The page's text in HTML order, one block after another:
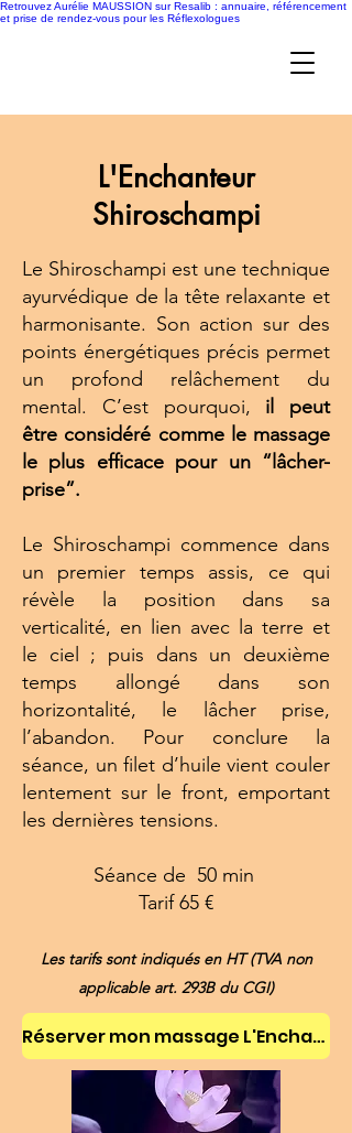
Retrouvez Aurélie MAUSSION sur Resalib : annuaire, référencement
et prise de rendez-vous pour les Réflexologues
L'Enchanteur
Shiroschampi
Le Shiroschampi est une technique
ayurvédique de la tête relaxante et
harmonisante. Son action sur des
points énergétiques précis permet
un profond relâchement du
mental. C’est pourquoi, il peut
être considéré comme le massage
le plus efficace pour un “lâcher-
prise”.
Le Shiroschampi commence dans
un premier temps assis, ce qui
révèle la position dans sa
verticalité, en lien avec la terre et
le ciel ; puis dans un deuxième
temps allongé dans son
horizontalité, le lâcher prise,
l’abandon. Pour conclure la
séance, un filet d’huile vient couler
lentement sur le front, emportant
les dernières tensions.
Séance de 50 min
Tarif 65 €
Les tarifs sont indiqués en HT (TVA non
applicable art. 293B du CGI)
Réserver mon massage L'Enchanteur